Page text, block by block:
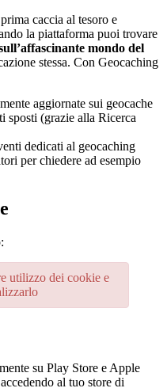
caccia al tesoro e
la piattaforma puoi trovare
mondo del
stessa. Con Geocaching
aggiornate sui geocache
sposti (grazie alla Ricerca
dedicati al geocaching
per chiedere ad esempio
utilizzo dei cookie e
su Play Store e Apple
al tuo store di